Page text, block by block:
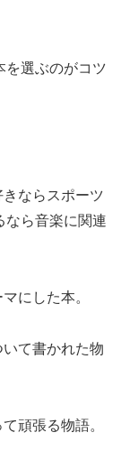
を選ぶのがコツ
ならスポーツ
なら音楽に関連
にした本。
て書かれた物
頑張る物語。